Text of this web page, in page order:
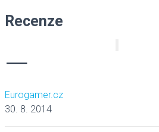
Recenze
—
Eurogamer.cz
30. 8. 2014